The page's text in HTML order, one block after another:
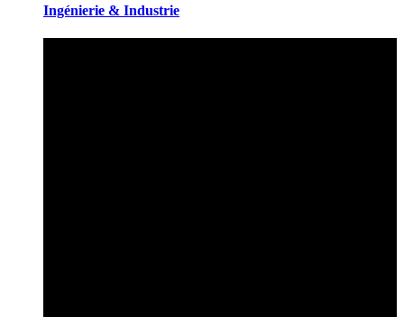
Ingénierie & Industrie